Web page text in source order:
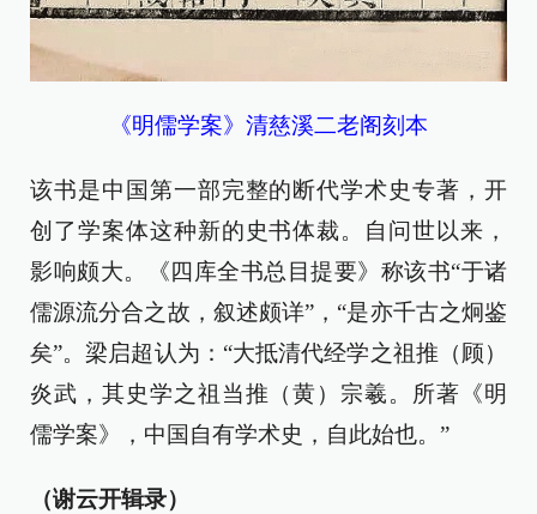
《明儒学案》清慈溪二老阁刻本
该书是中国第一部完整的断代学术史专著，开
创了学案体这种新的史书体裁。自问世以来，
影响颇大。《四库全书总目提要》称该书“于诸
儒源流分合之故，叙述颇详”，“是亦千古之炯鉴
矣”。梁启超认为：“大抵清代经学之祖推（顾）
炎武，其史学之祖当推（黄）宗羲。所著《明
儒学案》，中国自有学术史，自此始也。”
（谢云开辑录）